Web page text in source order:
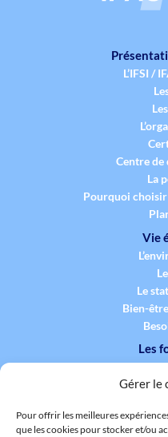
Gérer le
Pour offrir les meilleures
que les cookies pour stocker et/ou
L’IFSI /
Centre
La
Pourquoi choisir
Vie
Le
Bien-
Les
La
La
Synthèse des